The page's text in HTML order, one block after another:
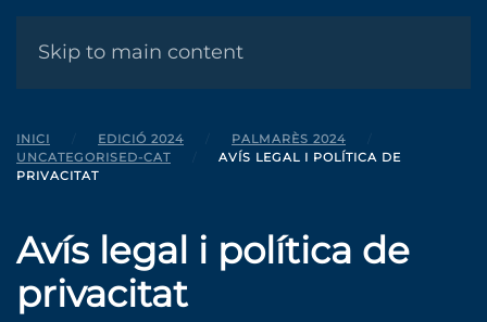
Skip to main content
INICI EDICIÓ 2024
PALMARÈS 2024
UNCATEGORISED-CAT
AVÍS LEGAL I POLÍTICA DE
PRIVACITAT
Avís legal i política de
privacitat